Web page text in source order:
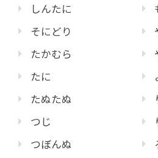
しんたに
そにどり
たかむら
たに
たぬたぬ
つじ
つぼんぬ